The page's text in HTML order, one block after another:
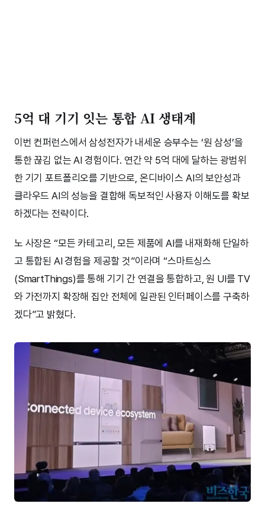
5억 대 기기 잇는 통합 AI 생태계
이번 컨퍼런스에서 삼성전자가 내세운 승부수는 ‘원 삼성’을
통한 끊김 없는 AI 경험이다. 연간 약 5억 대에 달하는 광범위
한 기기 포트폴리오를 기반으로, 온디바이스 AI의 보안성과
클라우드 AI의 성능을 결합해 독보적인 사용자 이해도를 확보
하겠다는 전략이다.
노 사장은 “모든 카테고리, 모든 제품에 AI를 내재화해 단일하
고 통합된 AI 경험을 제공할 것”이라며 “스마트싱스
(SmartThings)를 통해 기기 간 연결을 통합하고, 원 UI를 TV
와 가전까지 확장해 집안 전체에 일관된 인터페이스를 구축하
겠다”고 밝혔다.